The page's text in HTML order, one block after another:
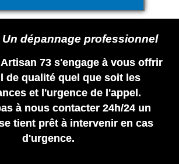
Un dépannage professionnel
73 s'engage à vous offrir
de qualité quel que soit les
et l'urgence de l'appel.
à nous contacter 24h/24 un
tient prêt à intervenir en cas
d'urgence.